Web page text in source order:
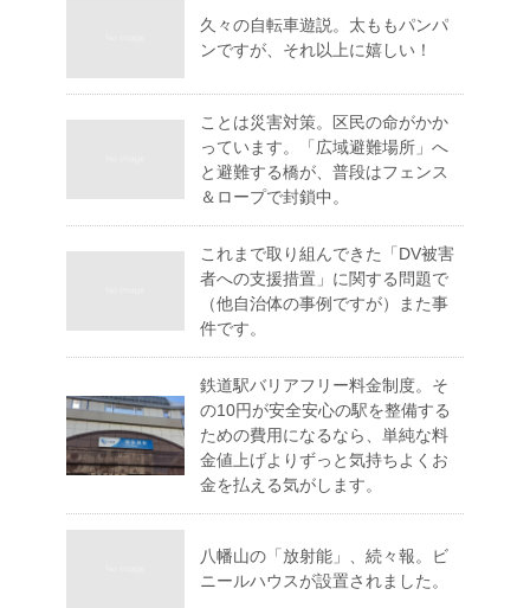
久々の自転車遊説。太ももパンパ
ンですが、それ以上に嬉しい！
ことは災害対策。区民の命がかか
っています。「広域避難場所」へ
と避難する橋が、普段はフェンス
＆ロープで封鎖中。
これまで取り組んできた「DV被害
者への支援措置」に関する問題で
（他自治体の事例ですが）また事
件です。
鉄道駅バリアフリー料金制度。そ
の10円が安全安心の駅を整備する
ための費用になるなら、単純な料
金値上げよりずっと気持ちよくお
金を払える気がします。
八幡山の「放射能」、続々報。ビ
ニールハウスが設置されました。